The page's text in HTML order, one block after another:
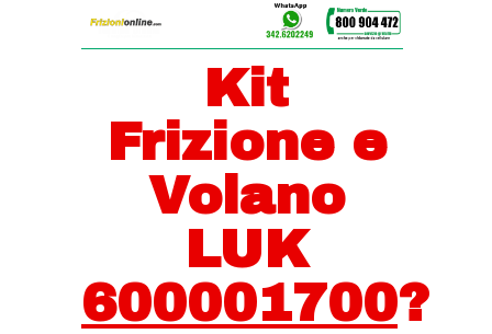
Kit
Frizione e
Volano
LUK
600001700?